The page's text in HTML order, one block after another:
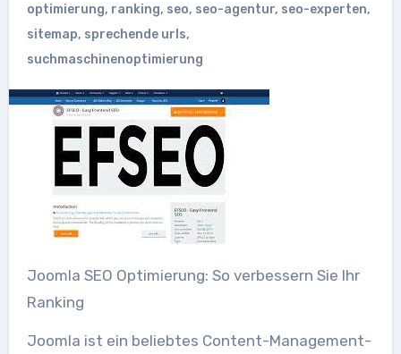
optimierung, ranking, seo, seo-agentur, seo-experten,
sitemap, sprechende urls,
suchmaschinenoptimierung
Joomla SEO Optimierung: So verbessern Sie Ihr
Ranking
Joomla ist ein beliebtes Content-Management-